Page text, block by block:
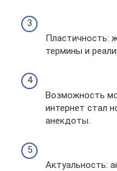
Пластичность:
термины и
Возможность
интернет стал
анекдоты.
Актуальность: